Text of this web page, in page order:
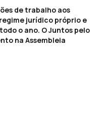
de trabalho aos
jurídico próprio e
o ano. O Juntos pelo
na Assembleia